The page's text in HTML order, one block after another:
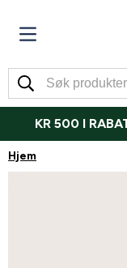
KR 500 I
Hjem